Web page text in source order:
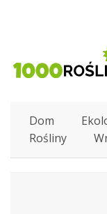
Dom
Rośliny